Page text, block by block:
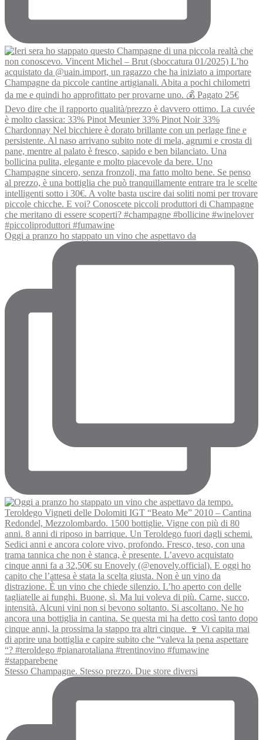
Oggi a pranzo ho stappato un vino che aspettavo da
Stesso Champagne. Stesso prezzo. Due store diversi